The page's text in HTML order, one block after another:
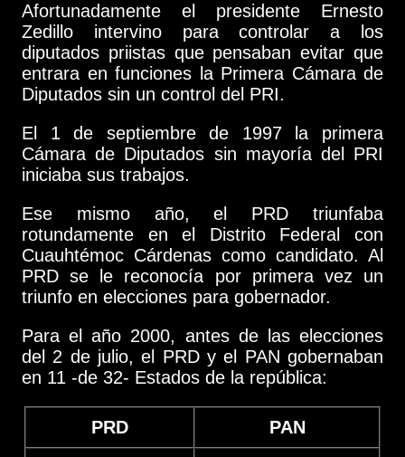
Afortunadamente el presidente Ernesto
Zedillo intervino para controlar a los
diputados priistas que pensaban evitar que
entrara en funciones la Primera Cámara de
Diputados sin un control del PRI.
El 1 de septiembre de 1997 la primera
Cámara de Diputados sin mayoría del PRI
iniciaba sus trabajos.
Ese mismo año, el PRD triunfaba
rotundamente en el Distrito Federal con
Cuauhtémoc Cárdenas como candidato. Al
PRD se le reconocía por primera vez un
triunfo en elecciones para gobernador.
Para el año 2000, antes de las elecciones
del 2 de julio, el PRD y el PAN gobernaban
en 11 -de 32- Estados de la república:
PRD PAN